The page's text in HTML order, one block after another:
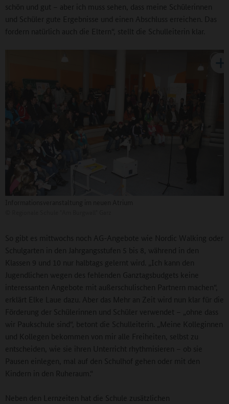
schön und gut – aber ich muss sehen, dass meine Schülerinnen
und Schüler gute Ergebnisse und einen Abschluss erreichen. Das
fordern natürlich auch die Eltern“, stellt die Schulleiterin klar.
So gibt es mittwochs noch AG-Angebote wie Nordic Walking oder
Schulgarten in den Jahrgangsstufen 5 bis 8, während in den
Klassen 9 und 10 nur halbtags gelernt wird. „Ich kann den
Jugendlichen wegen des fehlenden Ganztagsbudgets keine
interessanten Angebote mit außerschulischen Partnern machen“,
erklärt Elke Laue dazu. Aber das Mehr an Zeit wird nun klar für die
Förderung der Schülerinnen und Schüler verwendet – „ohne dass
wir Paukschule sind“, betont die Schulleiterin. „Meine Kolleginnen
und Kollegen bekommen von mir alle Freiheiten, selbst zu
entscheiden, wie sie ihren Unterricht rhythmisieren – ob sie
Pausen einlegen, mal auf den Schulhof gehen oder mit den
Kindern in den Ruheraum.“
Neben den Lernzeiten hat die Schule zusätzlichen